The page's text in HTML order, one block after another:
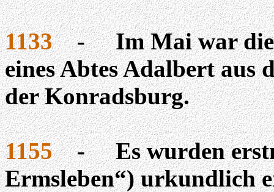
1133 -
Im Mai war
eines Abtes Adalbert aus
der Konradsburg.
1155 -
Es wurden
Ermsleben“) urkundlich